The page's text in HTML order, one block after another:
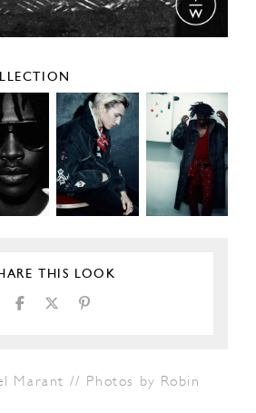
THIS LOOK
Marant // Photos by Robin